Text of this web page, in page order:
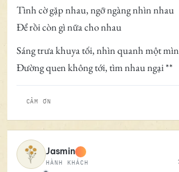
Tình cờ gặp nhau, ngỡ ngàng nhìn nhau
Để rồi còn gì nữa cho nhau
Sáng trưa khuya tối, nhìn quanh một
Đường quen không tới, tìm nhau ngại **
CẢM ƠN
Jasmin
HÀNH KHÁCH